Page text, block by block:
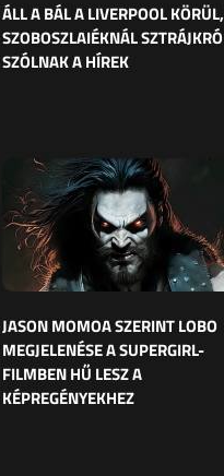
ÁLL A BÁL A LIVERPOOL KÖRÜL,
SZOBOSZLAIÉKNÁL
SZÓLNAK A HÍREK
JASON MOMOA SZERINT LOBO
MEGJELENÉSE A SUPERGIRL-
FILMBEN HŰ LESZ A
KÉPREGÉNYEKHEZ